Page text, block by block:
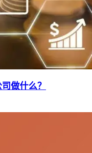
做什么？